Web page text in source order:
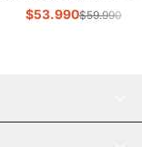
MUJER |
$53.990$59.990